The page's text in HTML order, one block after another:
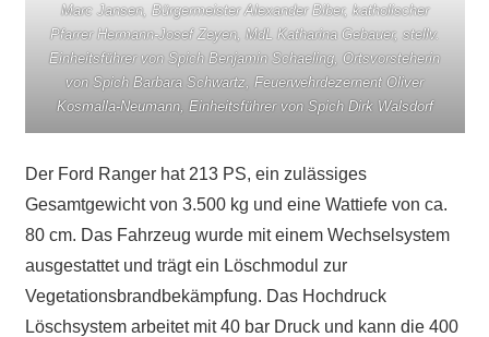
Marc Jansen, Bürgermeister Alexander Biber, katholischer
Pfarrer Hermann-Josef Zeyen, MdL Katharina Gebauer, stellv.
Einheitsführer von Spich Benjamin Schaeling, Ortsvorsteherin
von Spich Barbara Schwartz, Feuerwehrdezernent Oliver
Kosmalla-Neumann, Einheitsführer von Spich Dirk Walsdorf
Der Ford Ranger hat 213 PS, ein zulässiges
Gesamtgewicht von 3.500 kg und eine Wattiefe von ca.
80 cm. Das Fahrzeug wurde mit einem Wechselsystem
ausgestattet und trägt ein Löschmodul zur
Vegetationsbrandbekämpfung. Das Hochdruck
Löschsystem arbeitet mit 40 bar Druck und kann die 400